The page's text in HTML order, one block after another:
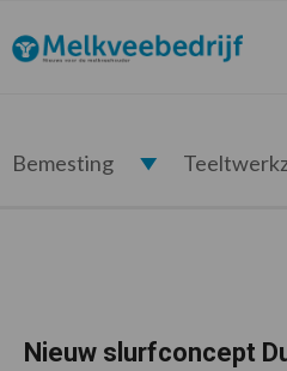
de
hoofdnavigatie
de
hoofd
de
eerste
de
voettekst
Melkveebedrijf.nl
Bemesting
Nieuw slurfconcept